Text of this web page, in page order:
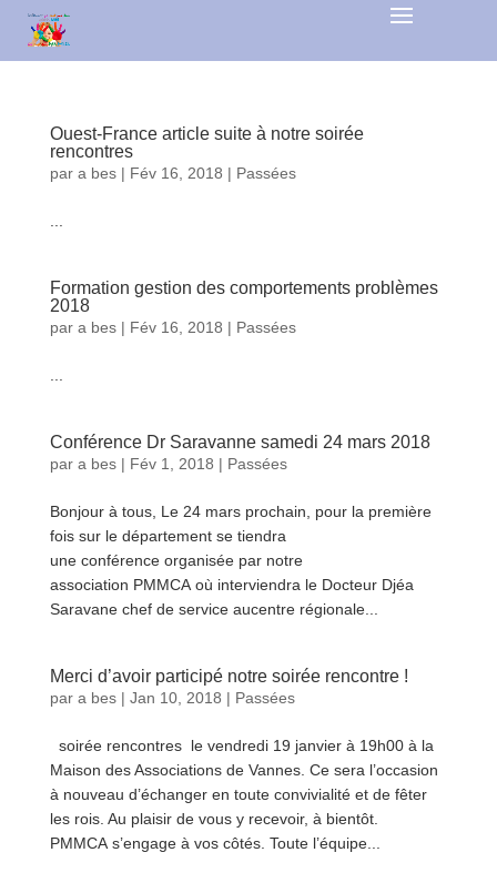
Ouest-France article suite à notre soirée
rencontres
par a bes| Fév 16, 2018 | Passées
Formation gestion des comportements problèmes
2018
par a bes| Fév 16, 2018 | Passées
Conférence Dr Saravanne samedi 24 mars 2018
par a bes| Fév 1, 2018 | Passées
Bonjour à tous, Le 24 mars prochain, pour la première
fois sur le département se tiendra
une conférence organisée par notre
association PMMCA où interviendra le Docteur Djéa
Saravane chef de service aucentre régionale...
Merci d’avoir participé notre soirée rencontre !
par a bes| Jan 10, 2018 | Passées
soirée rencontres le vendredi 19 janvier à 19h00 à la
Maison des Associations de Vannes. Ce sera l’occasion
à nouveau d’échanger en toute convivialité et de fêter
les rois. Au plaisir de vous y recevoir, à bientôt.
PMMCA s’engage à vos côtés. Toute l’équipe...